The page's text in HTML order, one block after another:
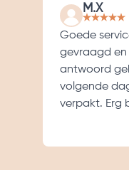
M.X
Goede
gevraagd en
antwoord
volgende
verpakt. Erg